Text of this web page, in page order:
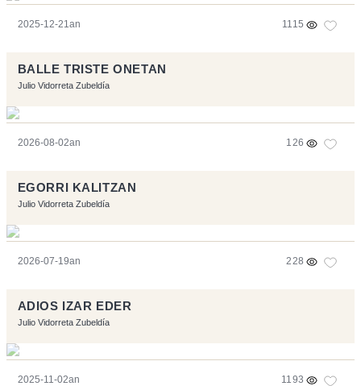
2025-12-21an 1115
BALLE TRISTE ONETAN
Julio Vidorreta Zubeldía
2026-08-02an 126
EGORRI KALITZAN
Julio Vidorreta Zubeldía
2026-07-19an 228
ADIOS IZAR EDER
Julio Vidorreta Zubeldía
2025-11-02an 1193